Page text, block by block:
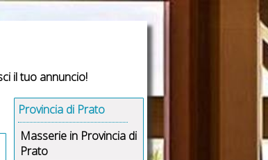
il tuo annuncio!
Provincia di Prato
Masserie in Provincia di
Prato